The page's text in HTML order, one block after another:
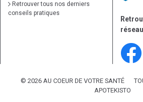
Retrouver tous nos derniers
conseils pratiques
© 2026 AU COEUR DE VOTRE SANTÉ
APOTEKISTO